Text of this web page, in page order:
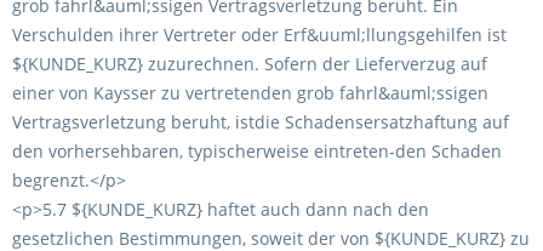
grob fahrl&auml;ssigen Vertragsverletzung beruht. Ein
Verschulden ihrer Vertreter oder Erf&uuml;llungsgehilfen ist
${KUNDE_KURZ} zuzurechnen. Sofern der Lieferverzug auf
einer von Kaysser zu vertretenden grob fahrl&auml;ssigen
Vertragsverletzung beruht, istdie Schadensersatzhaftung auf
den vorhersehbaren, typischerweise eintreten-den Schaden
begrenzt.</p>
<p>5.7 ${KUNDE_KURZ} haftet auch dann nach den
gesetzlichen Bestimmungen, soweit der von ${KUNDE_KURZ} zu